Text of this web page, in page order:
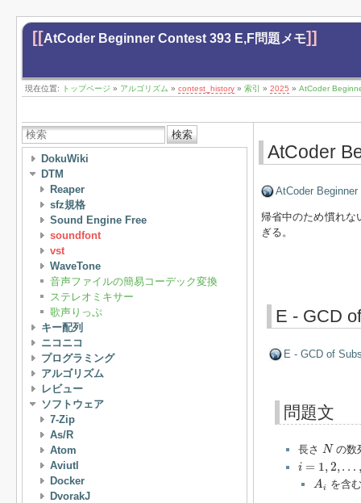
[[AtCoder Beginner Contest 393 E,F問題メモ]]
現在位置: トップページ » アルゴリズム » contest_history » 索引 » 2025 » AtCoder
検索
DokuWiki
DTM
Reaper
sfz規格
Sound Engine Free
soundfont
vst
WaveTone
音声ファイルの簡易コーデック変換
ステレオミキサー
歌声りっぷ
キー配列
ニコニコ
プログラミング
アルゴリズム
レビュー
ソフトウェア
7-Zip
As/R
Atom
Aviutl
Docker
DvorakJ
AtCoder
AtCoder
帰省中のため慣れ
ぎる。
E - GCD
E - GCD of
問題文
長さ N
N の数
i = 1,2,… ,
= 2 …
Ai
A を含